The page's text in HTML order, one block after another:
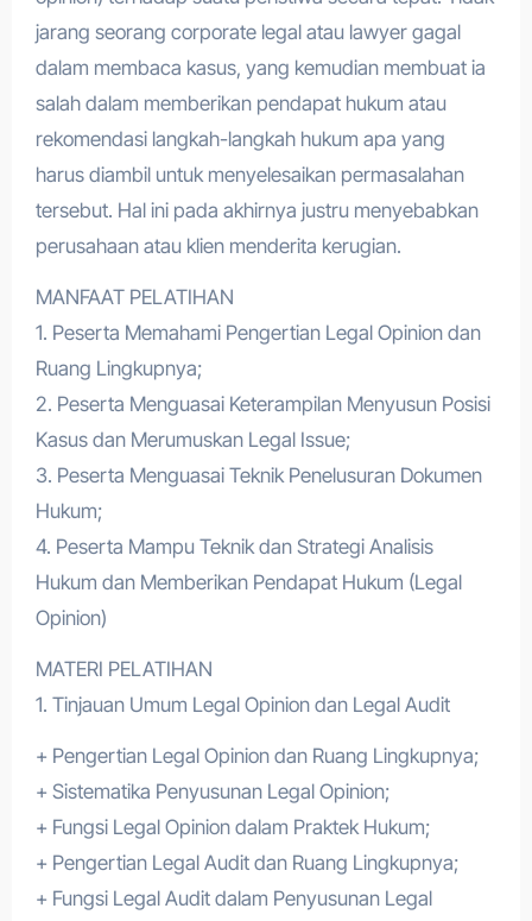
jarang seorang corporate legal atau lawyer gagal
dalam membaca kasus, yang kemudian membuat ia
salah dalam memberikan pendapat hukum atau
rekomendasi langkah-langkah hukum apa yang
harus diambil untuk menyelesaikan permasalahan
tersebut. Hal ini pada akhirnya justru menyebabkan
perusahaan atau klien menderita kerugian.
MANFAAT PELATIHAN
1. Peserta Memahami Pengertian Legal Opinion dan
Ruang Lingkupnya;
2. Peserta Menguasai Keterampilan Menyusun Posisi
Kasus dan Merumuskan Legal Issue;
3. Peserta Menguasai Teknik Penelusuran Dokumen
Hukum;
4. Peserta Mampu Teknik dan Strategi Analisis
Hukum dan Memberikan Pendapat Hukum (Legal
Opinion)
MATERI PELATIHAN
1. Tinjauan Umum Legal Opinion dan Legal Audit
+ Pengertian Legal Opinion dan Ruang Lingkupnya;
+ Sistematika Penyusunan Legal Opinion;
+ Fungsi Legal Opinion dalam Praktek Hukum;
+ Pengertian Legal Audit dan Ruang Lingkupnya;
+ Fungsi Legal Audit dalam Penyusunan Legal